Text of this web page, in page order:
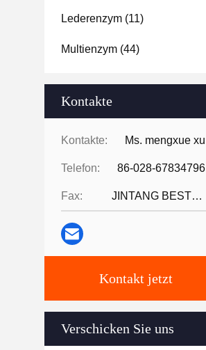
Lederenzym (11)
Multienzym (44)
Kontakte
Kontakte: Ms. mengxue xu
Telefon: 86-028-67834796
Fax: JINTANG BESTWAY TECHNOLOGY CO
Kontakt jetzt
Verschicken Sie uns